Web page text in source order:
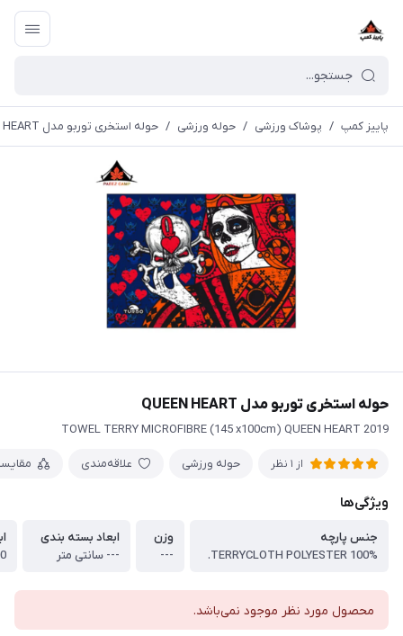
پاییز کمپ / پوشاک ورزشی / حوله ورزشی / حوله استخری توربو مدل QUEEN HEART
حوله استخری توربو مدل QUEEN HEART
TOWEL TERRY MICROFIBRE (145 x100cm) QUEEN HEART 2019
از 1 نظر حوله ورزشی علاقه‌مندی
ویژگی‌ها
جنس پارچه
TERRYCLOTH POLYESTER 100%.
وزن
---
ابعاد بسته بندی
--- سانتی متر
100
محصول مورد نظر موجود نمی‌باشد.